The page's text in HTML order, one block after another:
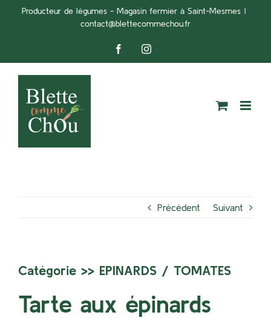
PasserProducteur de légumes - Magasin fermier à Saint-Mesmes |
contact@blettecommechou.fr
FacebookInstagram
Précédent Suivant
Catégorie >> EPINARDS / TOMATES
Tarte aux épinards